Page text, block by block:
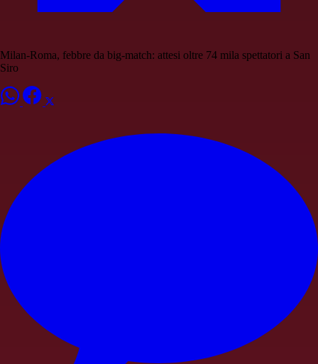
Milan-Roma, febbre da big-match: attesi oltre 74 mila spettatori a San
Siro